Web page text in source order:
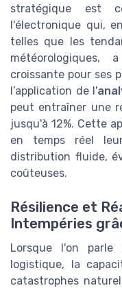
stratégique est
l'électronique qui,
telles que les
croissante pour ses
l’application de l'
peut entraîner une
jusqu'à 12%. Cette
en temps réel
distribution fluide,
coûteuses.
Résilience et
Intempéries
Lorsque l'on
logistique, la
catastrophes